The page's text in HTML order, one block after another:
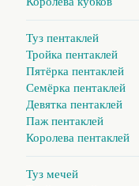
Туз пентаклей
Тройка пентаклей
Пятёрка пентаклей
Семёрка пентаклей
Девятка пентаклей
Паж пентаклей
Королева пентаклей
Туз мечей